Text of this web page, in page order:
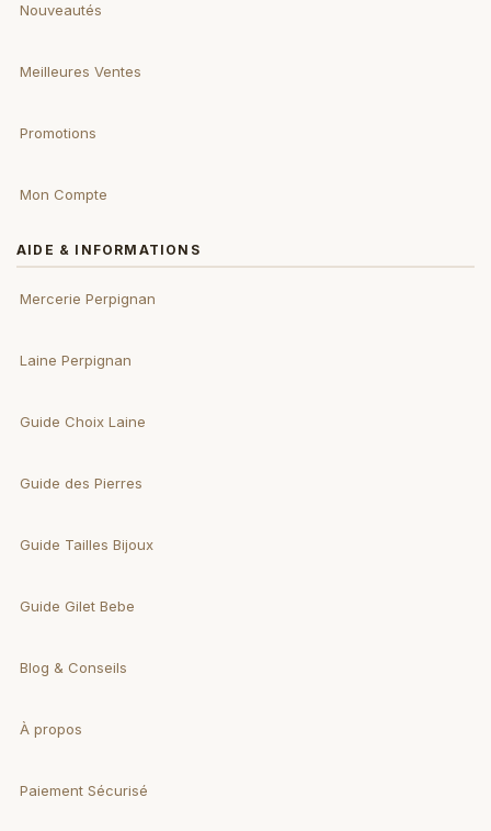
Nouveautés
Meilleures Ventes
Promotions
Mon Compte
AIDE & INFORMATIONS
Mercerie Perpignan
Laine Perpignan
Guide Choix Laine
Guide des Pierres
Guide Tailles Bijoux
Guide Gilet Bebe
Blog & Conseils
À propos
Paiement Sécurisé